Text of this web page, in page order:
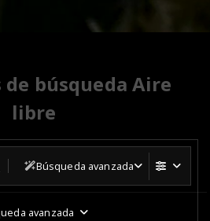
búsqueda Aire
libre
Búsqueda avanzada
avanzada